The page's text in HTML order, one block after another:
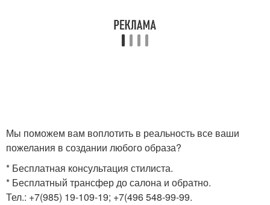
Мы поможем вам воплотить в реальность все ваши
пожелания в создании любого образа?
* Бесплатная консультация стилиста.
* Бесплатный трансфер до салона и обратно.
Тел.: +7(985) 19-109-19; +7(496 548-99-99.